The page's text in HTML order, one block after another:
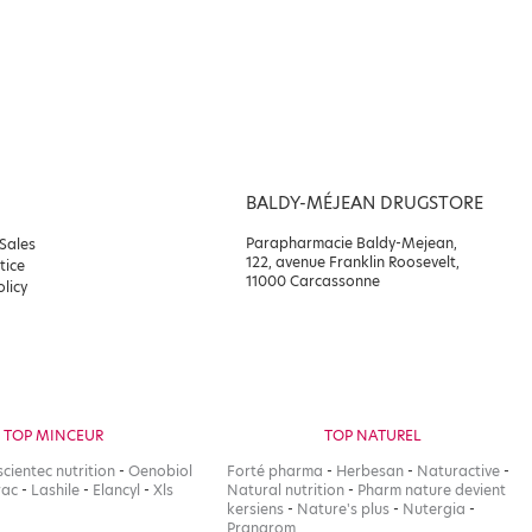
BALDY-MÉJEAN DRUGSTORE
Parapharmacie Baldy-Mejean,
122, avenue Franklin Roosevelt,
11000 Carcassonne
TOP MINCEUR
nutrition -Oenobiol
- Lashile - Elancyl -Xls
TOP NATUREL
Forté pharma - Herbesan - Naturactive -
Natural nutrition - Pharm nature devient
kersiens - Nature's plus - Nutergia -